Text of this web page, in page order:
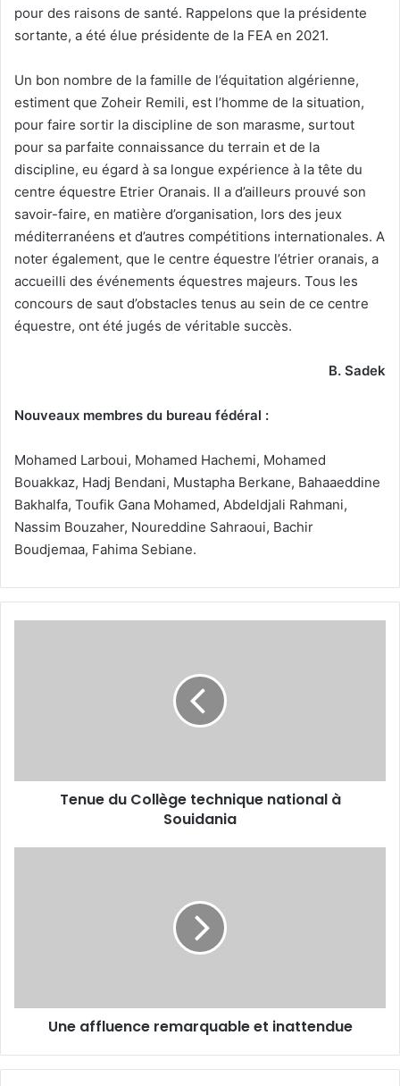
pour des raisons de santé. Rappelons que la présidente
sortante, a été élue présidente de la FEA en 2021.
Un bon nombre de la famille de l’équitation algérienne,
estiment que Zoheir Remili, est l’homme de la situation,
pour faire sortir la discipline de son marasme, surtout
pour sa parfaite connaissance du terrain et de la
discipline, eu égard à sa longue expérience à la tête du
centre équestre Etrier Oranais. Il a d’ailleurs prouvé son
savoir-faire, en matière d’organisation, lors des jeux
méditerranéens et d’autres compétitions internationales. A
noter également, que le centre équestre l’étrier oranais, a
accueilli des événements équestres majeurs. Tous les
concours de saut d’obstacles tenus au sein de ce centre
équestre, ont été jugés de véritable succès.
B. Sadek
Nouveaux membres du bureau fédéral :
Mohamed Larboui, Mohamed Hachemi, Mohamed
Bouakkaz, Hadj Bendani, Mustapha Berkane, Bahaaeddine
Bakhalfa, Toufik Gana Mohamed, Abdeldjali Rahmani,
Nassim Bouzaher, Noureddine Sahraoui, Bachir
Boudjemaa, Fahima Sebiane.
Tenue du Collège technique national à
Souidania
Une affluence remarquable et inattendue